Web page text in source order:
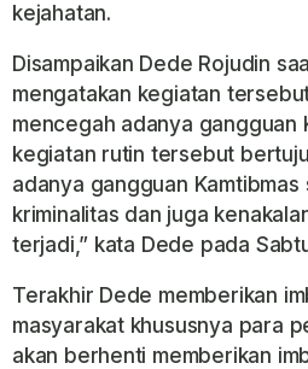
kejahatan.
Disampaikan Dede Rojudin
mengatakan kegiatan
mencegah adanya gangguan
kegiatan rutin tersebut
adanya gangguan
kriminalitas dan juga
terjadi,” kata Dede pada
Terakhir Dede memberikan
masyarakat khususnya para
akan berhenti memberikan